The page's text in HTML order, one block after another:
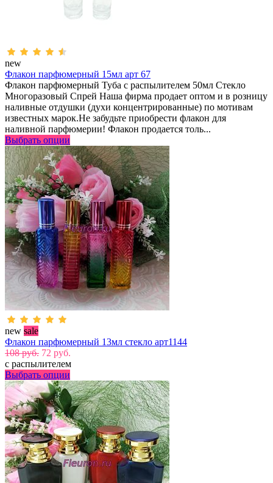
new
Флакон парфюмерный 15мл арт 67
Флакон парфюмерный Туба с распылителем 50мл Стекло
Многоразовый Спрей Наша фирма продает оптом и в розницу
наливные отдушки (духи концентрированные) по мотивам
известных марок.Не забудьте приобрести флакон для
наливной парфюмерии! Флакон продается толь...
Выбрать опции
new sale
Флакон парфюмерный 13мл стекло арт1144
108 руб. 72 руб.
с распылителем
Выбрать опции